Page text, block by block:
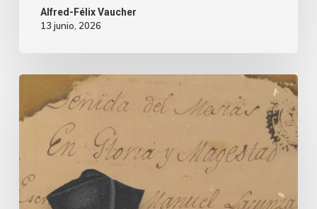
Alfred-Félix Vaucher
13 junio, 2026